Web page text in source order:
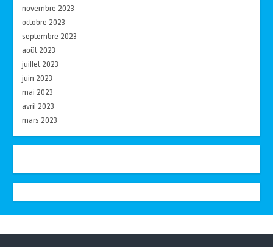
novembre 2023
octobre 2023
septembre 2023
août 2023
juillet 2023
juin 2023
mai 2023
avril 2023
mars 2023